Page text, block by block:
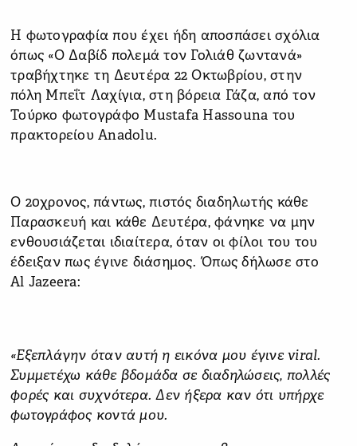
Η φωτογραφία που έχει ήδη αποσπάσει σχόλια
όπως «Ο Δαβίδ πολεμά τον Γολιάθ ζωντανά»
τραβήχτηκε τη Δευτέρα 22 Οκτωβρίου, στην
πόλη Μπεΐτ Λαχίγια, στη βόρεια Γάζα, από τον
Τούρκο φωτογράφο Mustafa Hassouna του
πρακτορείου Anadolu.
O 20χρονος, πάντως, πιστός διαδηλωτής κάθε
Παρασκευή και κάθε Δευτέρα, φάνηκε να μην
ενθουσιάζεται ιδιαίτερα, όταν οι φίλοι του του
έδειξαν πως έγινε διάσημος. Όπως δήλωσε στο
Al Jazeera:
«Εξεπλάγην όταν αυτή η εικόνα μου έγινε viral.
Συμμετέχω κάθε βδομάδα σε διαδηλώσεις, πολλές
φορές και συχνότερα. Δεν ήξερα καν ότι υπήρχε
φωτογράφος κοντά μου.